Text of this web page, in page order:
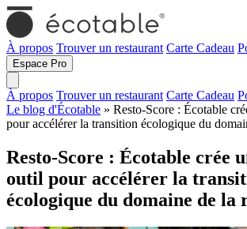
À propos Trouver un restaurant Carte Cadeau
Espace Pro
À propos Trouver un restaurant Carte Cadeau
Le blog d'Écotable » Resto-Score : Écotable
pour accélérer la transition écologique du
Resto-Score : Écotable crée
outil pour accélérer la
écologique du domaine de la